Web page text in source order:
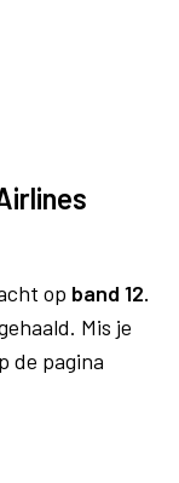
op band 12.
Mis je
de pagina